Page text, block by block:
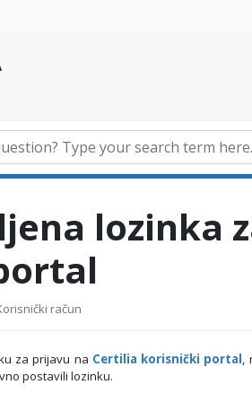
lozinka
račun
za prijavu na Certilia korisnički portal
postavili lozinku.